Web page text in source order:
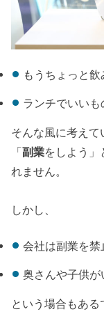
もうちょっと
ランチでいいも
そんな風に考え
「副業をしよう」
れません。
しかし、
会社は副業を禁
奥さんや子供
という場合もある